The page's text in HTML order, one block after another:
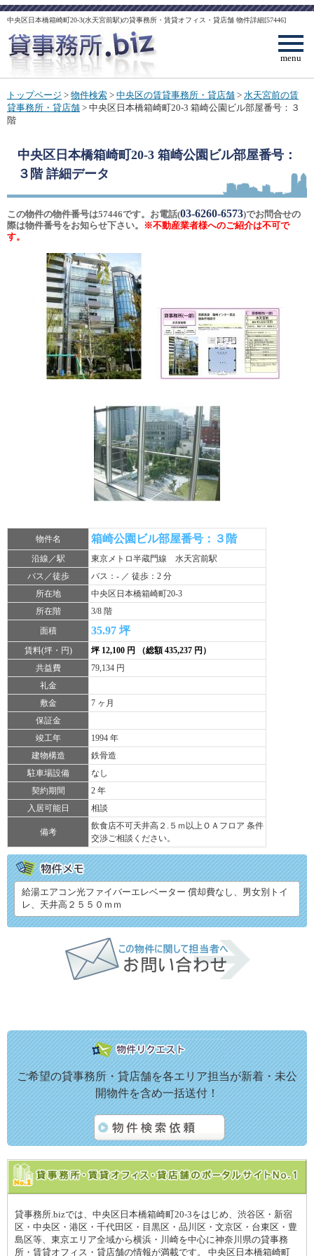
中央区日本橋箱崎町20-3(水天宮前駅)の貸事務所・賃貸オフィス・貸店舗 物件詳細[57446]
menu
トップページ > 物件検索 > 中央区の賃貸事務所・貸店舗 > 水天宮前の賃
貸事務所・貸店舗 > 中央区日本橋箱崎町20-3 箱崎公園ビル部屋番号：３
階
中央区日本橋箱崎町20-3 箱崎公園ビル部屋番号：
３階詳細データ
この物件の物件番号は57446です。お電話(03-6260-6573)でお問合せの
際は物件番号をお知らせ下さい。
※不動産業者様へのご紹介は不可で
す。
物件名 箱崎公園ビル部屋番号：３階
沿線／駅
東京メトロ半蔵門線 水天宮前駅
バス／徒歩
バス：- ／ 徒歩：2 分
所在地
中央区日本橋箱崎町20-3
所在階
3/8 階
面積
35.97 坪
賃料(坪・円)
坪 12,100 円 （総額 435,237 円）
共益費
79,134 円
礼金
敷金
7 ヶ月
保証金
竣工年
1994 年
建物構造
鉄骨造
駐車場設備
なし
契約期間
2 年
入居可能日
相談
備考
飲食店不可天井高２.５ｍ以上ＯＡフロア 条件
交渉ご相談ください。
給湯エアコン光ファイバーエレベーター 償却費なし、男女別トイ
レ、天井高２５５０ｍｍ
ご希望の貸事務所・貸店舗を各エリア担当が新着・未公
開物件を含め一括送付！
貸事務所.bizでは、中央区日本橋箱崎町20-3をはじめ、渋谷区・新宿
区・中央区・港区・千代田区・目黒区・品川区・文京区・台東区・豊
島区等、東京エリア全域から横浜・川崎を中心に神奈川県の貸事務
所・賃貸オフィス・貸店舗の情報が満載です。 中央区日本橋箱崎町